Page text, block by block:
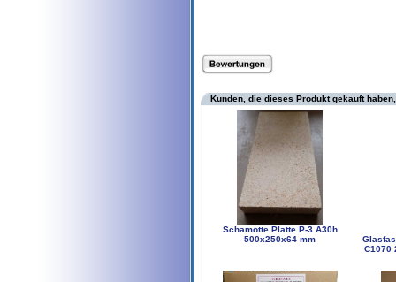
Kunden, die dieses Produkt gekauft
Schamotte Platte P-3 A30h
500x250x64 mm
C1070